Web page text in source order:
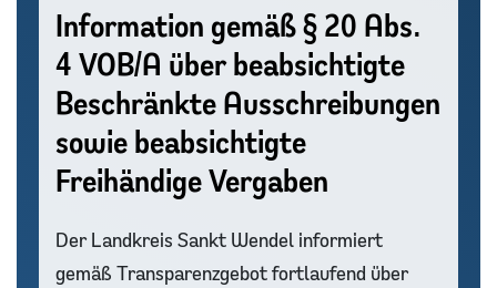
Information gemäß § 20 Abs.
4 VOB/A über beabsichtigte
Beschränkte Ausschreibungen
sowie beabsichtigte
Freihändige Vergaben
Der Landkreis Sankt Wendel informiert
gemäß Transparenzgebot fortlaufend über